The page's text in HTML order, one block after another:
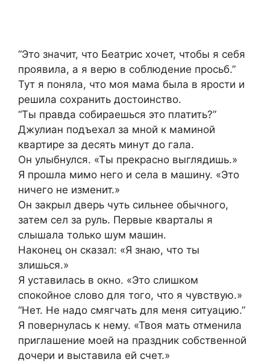
“Это значит, что Беатрис хочет, чтобы я себя
проявила, а я верю в соблюдение просьб.”
Тут я поняла, что моя мама была в ярости и
решила сохранить достоинство.
“Ты правда собираешься это платить?”
Джулиан подъехал за мной к маминой
квартире за десять минут до гала.
Он улыбнулся. «Ты прекрасно выглядишь.»
Я прошла мимо него и села в машину. «Это
ничего не изменит.»
Он закрыл дверь чуть сильнее обычного,
затем сел за руль. Первые кварталы я
слышала только шум машин.
Наконец он сказал: «Я знаю, что ты
злишься.»
Я уставилась в окно. «Это слишком
спокойное слово для того, что я чувствую.»
“Нет. Не надо смягчать для меня ситуацию.”
Я повернулась к нему. «Твоя мать отменила
приглашение моей на праздник собственной
дочери и выставила ей счет.»